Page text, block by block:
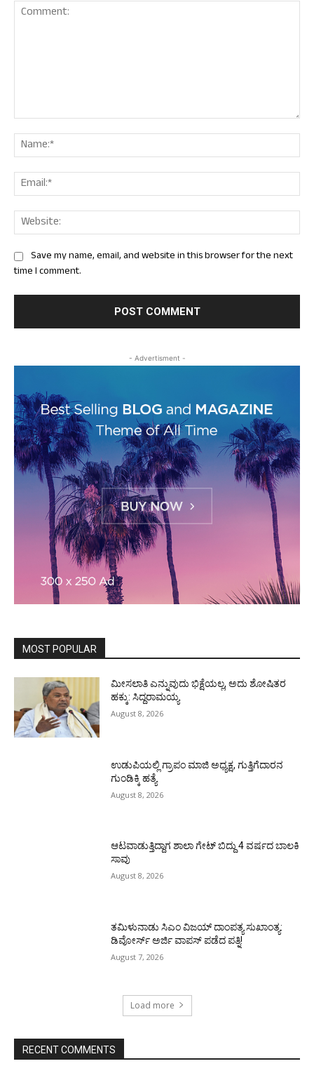
Save my name, email, and website in this browser for the next
time I comment.
- Advertisment -
MOST POPULAR
ಮೀಸಲಾತಿ ಎನ್ನುವುದು ಭಿಕ್ಷೆಯಲ್ಲ, ಅದು ಶೋಷಿತರ
ಹಕ್ಕು: ಸಿದ್ದರಾಮಯ್ಯ
August 8, 2026
ಉಡುಪಿಯಲ್ಲಿ ಗ್ರಾಪಂ ಮಾಜಿ ಅಧ್ಯಕ್ಷ, ಗುತ್ತಿಗೆದಾರನ
ಗುಂಡಿಕ್ಕಿ ಹತ್ಯೆ
August 8, 2026
ಆಟವಾಡುತ್ತಿದ್ದಾಗ ಶಾಲಾ ಗೇಟ್‌ ಬಿದ್ದು 4 ವರ್ಷದ ಬಾಲಕಿ
ಸಾವು
August 8, 2026
ತಮಿಳುನಾಡು ಸಿಎಂ ವಿಜಯ್‌ ದಾಂಪತ್ಯ ಸುಖಾಂತ್ಯ:
ಡಿವೋರ್ಸ್‌ ಅರ್ಜಿ ವಾಪಸ್‌ ಪಡೆದ ಪತ್ನಿ!
August 7, 2026
Load more
RECENT COMMENTS